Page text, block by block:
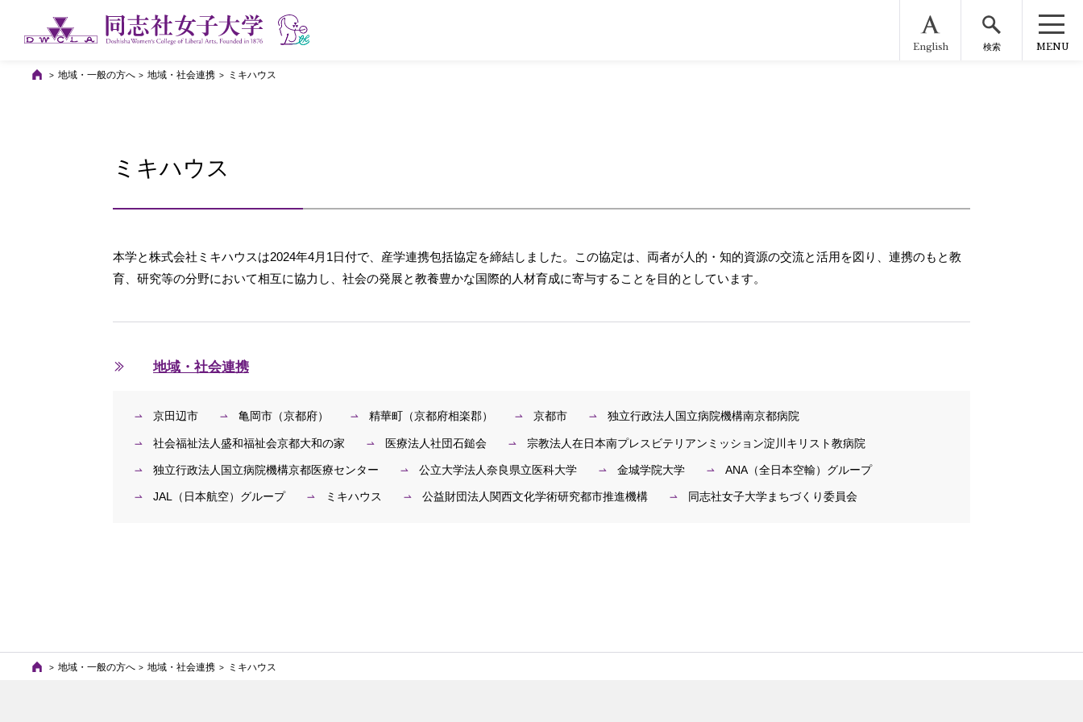
English 検索 MENU
地域・一般の方へ 地域・社会連携 ミキハウス
ミキハウス
本学と株式会社ミキハウスは2024年4月1日付で、産学連携包括協定を締結しました。この協定は、両者が人的・知的資源の交流と活用を図り、連携のもと教
育、研究等の分野において相互に協力し、社会の発展と教養豊かな国際的人材育成に寄与することを目的としています。
地域・社会連携
京田辺市 亀岡市（京都府） 精華町（京都府相楽郡） 京都市 独立行政法人国立病院機構南京都病院
社会福祉法人盛和福祉会京都大和の家 医療法人社団石鎚会 宗教法人在日本南プレスビテリアンミッション淀川キリスト教病院
独立行政法人国立病院機構京都医療センター 公立大学法人奈良県立医科大学 金城学院大学 ANA（全日本空輸）グループ
JAL（日本航空）グループ ミキハウス 公益財団法人関西文化学術研究都市推進機構 同志社女子大学まちづくり委員会
地域・一般の方へ 地域・社会連携 ミキハウス